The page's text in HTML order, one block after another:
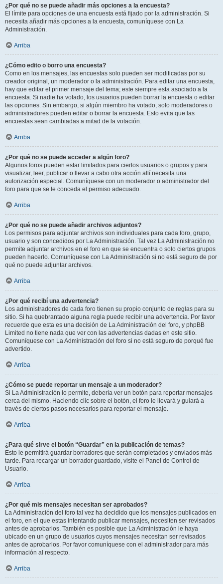
¿Por qué no se puede añadir más opciones a la encuesta?
El límite para opciones de una encuesta está fijado por la administración. Si
necesita añadir más opciones a la encuesta, comuníquese con La
Administración.
Arriba
¿Cómo edito o borro una encuesta?
Como en los mensajes, las encuestas solo pueden ser modificadas por su
creador original, un moderador o la administración. Para editar una encuesta,
hay que editar el primer mensaje del tema; este siempre esta asociado a la
encuesta. Si nadie ha votado, los usuarios pueden borrar la encuesta o editar
las opciones. Sin embargo, si algún miembro ha votado, solo moderadores o
administradores pueden editar o borrar la encuesta. Esto evita que las
encuestas sean cambiadas a mitad de la votación.
Arriba
¿Por qué no se puede acceder a algún foro?
Algunos foros pueden estar limitados para ciertos usuarios o grupos y para
visualizar, leer, publicar o llevar a cabo otra acción allí necesita una
autorización especial. Comuníquese con un moderador o administrador del
foro para que se le conceda el permiso adecuado.
Arriba
¿Por qué no se puede añadir archivos adjuntos?
Los permisos para adjuntar archivos son individuales para cada foro, grupo,
usuario y son concedidos por La Administración. Tal vez La Administración no
permite adjuntar archivos en el foro en que se encuentra o solo ciertos grupos
pueden hacerlo. Comuníquese con La Administración si no está seguro de por
qué no puede adjuntar archivos.
Arriba
¿Por qué recibí una advertencia?
Los administradores de cada foro tienen su propio conjunto de reglas para su
sitio. Si ha quebrantado alguna regla puede recibir una advertencia. Por favor
recuerde que esta es una decisión de La Administración del foro, y phpBB
Limited no tiene nada que ver con las advertencias dadas en este sitio.
Comuníquese con La Administración del foro si no está seguro de porqué fue
advertido.
Arriba
¿Cómo se puede reportar un mensaje a un moderador?
Si La Administración lo permite, debería ver un botón para reportar mensajes
cerca del mismo. Haciendo clic sobre el botón, el foro le llevará y guiará a
través de ciertos pasos necesarios para reportar el mensaje.
Arriba
¿Para qué sirve el botón “Guardar” en la publicación de temas?
Esto le permitirá guardar borradores que serán completados y enviados más
tarde. Para recargar un borrador guardado, visite el Panel de Control de
Usuario.
Arriba
¿Por qué mis mensajes necesitan ser aprobados?
La Administración del foro tal vez ha decidido que los mensajes publicados en
el foro, en el que estas intentando publicar mensajes, necesiten ser revisados
antes de aprobarlos. También es posible que La Administración le haya
ubicado en un grupo de usuarios cuyos mensajes necesitan ser revisados
antes de aprobarlos. Por favor comuníquese con el administrador para más
información al respecto.
Arriba